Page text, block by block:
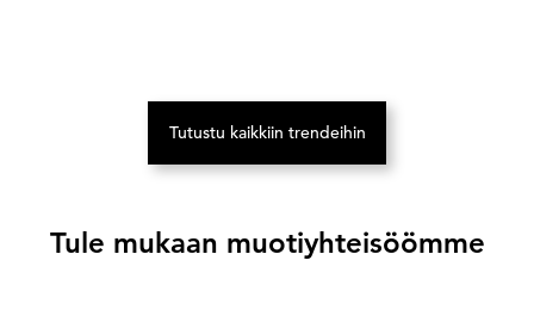
Tutustu kaikkiin trendeihin(Avautuu uuteen välilehteen)
Tule mukaan muotiyhteisöömme